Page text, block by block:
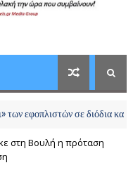
σε διόδια και χρεώσεις
στη Βουλή η πρόταση